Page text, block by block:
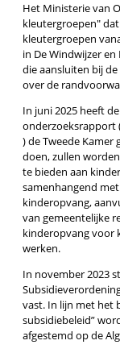
Het Ministerie van
kleutergroepen"
kleutergroepen
in De Windwijzer
die aansluiten bij
over de
In juni 2025 heeft
onderzoeksrapport
) de Tweede
doen, zullen
te bieden aan
samenhangend
kinderopvang,
van gemeentelijke
kinderopvang voor
werken.
In november 2023
vast. In lijn met het
subsidiebeleid”
afgestemd op de